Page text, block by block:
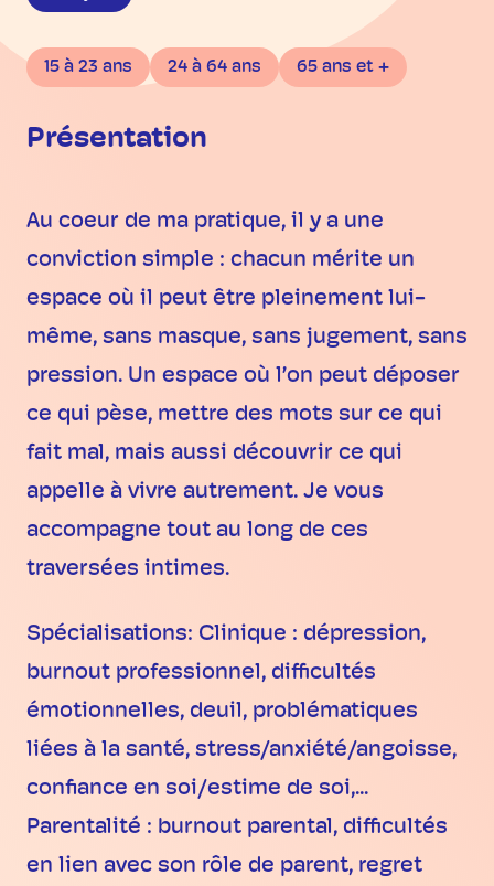
15 à 23 ans 24 à 64 ans 65 ans et +
Présentation
Au coeur de ma pratique, il y a une
conviction simple : chacun mérite un
espace où il peut être pleinement lui-
même, sans masque, sans jugement, sans
pression. Un espace où l’on peut déposer
ce qui pèse, mettre des mots sur ce qui
fait mal, mais aussi découvrir ce qui
appelle à vivre autrement. Je vous
accompagne tout au long de ces
traversées intimes.
Spécialisations: Clinique : dépression,
burnout professionnel, difficultés
émotionnelles, deuil, problématiques
liées à la santé, stress/anxiété/angoisse,
confiance en soi/estime de soi,...
Parentalité : burnout parental, difficultés
en lien avec son rôle de parent, regret